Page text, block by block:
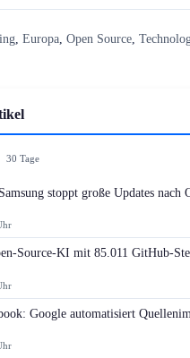
Europa Open Source
30 Tage
stoppt große Updates nach
Source-KI mit 85.011 GitHub-
Google automatisiert